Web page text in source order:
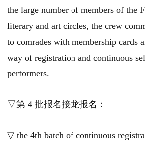
the large number of members of the
literary and art circles, the crew
to comrades with membership cards
way of registration and continuous
performers.
▽第 4 批报名接龙报名：
▽ the 4th batch of continuous